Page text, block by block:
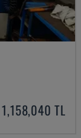
1,158,040 TL